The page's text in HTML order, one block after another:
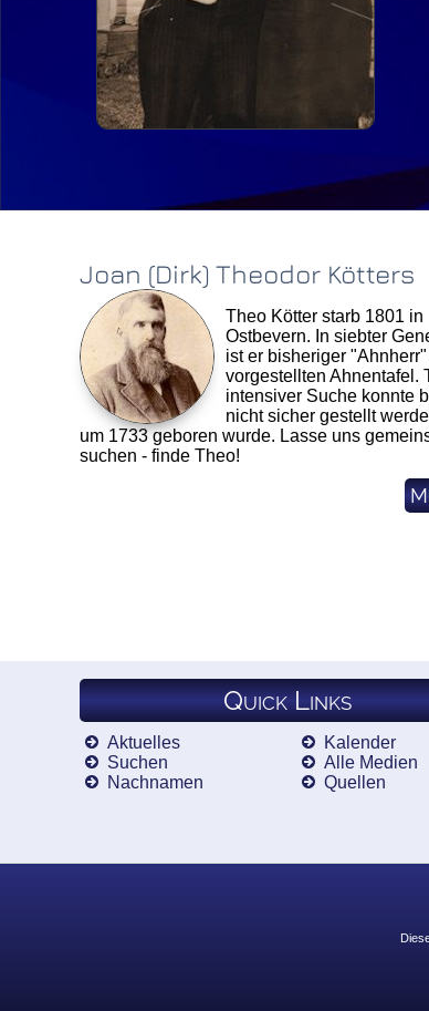
Joan (Dirk) Theodor Kötters
Theo Kötter starb 1801 in
Ostbevern. In siebter
ist er bisheriger
vorgestellten Ahnentafel.
intensiver Suche konnte
nicht sicher gestellt
um 1733 geboren wurde. Lasse uns
suchen - finde Theo!
Quick Links
Aktuelles
Suchen
Nachnamen
Kalender
Alle Medien
Quellen